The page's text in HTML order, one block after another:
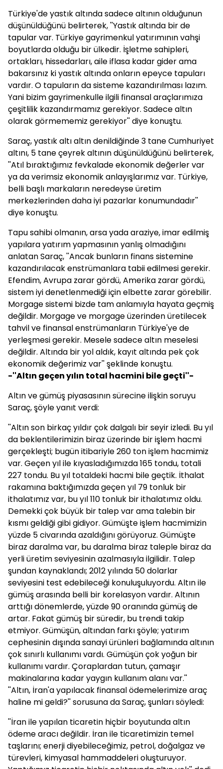
Türkiye'de yastık altında sadece altının olduğunun
düşünüldüğünü belirterek, ''Yastık altında bir de
tapular var. Türkiye gayrimenkul yatırımının vahşi
boyutlarda olduğu bir ülkedir. İşletme sahipleri,
ortakları, hissedarları, aile iflasa kadar gider ama
bakarsınız ki yastık altında onların epeyce tapuları
vardır. O tapuların da sisteme kazandırılması lazım.
Yani bizim gayrimenkulle ilgili finansal araçlarımıza
çeşitlilik kazandırmamız gerekiyor. Sadece altın
olarak görmememiz gerekiyor'' diye konuştu.
Saraç, yastık altı altın denildiğinde 3 tane Cumhuriyet
altını, 5 tane çeyrek altının düşünüldüğünü belirterek,
''Atıl bıraktığımız fevkalade ekonomik değerler var
ya da verimsiz ekonomik anlayışlarımız var. Türkiye,
belli başlı markaların neredeyse üretim
merkezlerinden daha iyi pazarlar konumundadır''
diye konuştu.
Tapu sahibi olmanın, arsa yada araziye, imar edilmiş
yapılara yatırım yapmasının yanlış olmadığını
anlatan Saraç, ''Ancak bunların finans sistemine
kazandırılacak enstrümanlara tabii edilmesi gerekir.
Efendim, Avrupa zarar gördü, Amerika zarar gördü,
sistem iyi denetlenmediği için elbette zarar görebilir.
Morgage sistemi bizde tam anlamıyla hayata geçmiş
değildir. Morgage ve morgage üzerinden üretilecek
tahvil ve finansal enstrümanların Türkiye'ye de
yerleşmesi gerekir. Mesele sadece altın meselesi
değildir. Altında bir yol aldık, kayıt altında pek çok
ekonomik değerimiz var'' şeklinde konuştu.
-''Altın geçen yılın total hacmini bile geçti''-
Altın ve gümüş piyasasının sürecine ilişkin soruyu
Saraç, şöyle yanıt verdi:
''Altın son birkaç yıldır çok dalgalı bir seyir izledi. Bu yıl
da beklentilerimizin biraz üzerinde bir işlem hacmi
gerçekleşti; bugün itibariyle 260 ton işlem hacmimiz
var. Geçen yıl ile kıyasladığımızda 165 tondu, totali
227 tondu. Bu yıl totaldeki hacmi bile geçtik. İthalat
rakamına baktığımızda geçen yıl 79 tonluk bir
ithalatımız var, bu yıl 110 tonluk bir ithalatımız oldu.
Demekki çok büyük bir talep var ama talebin bir
kısmı geldiği gibi gidiyor. Gümüşte işlem hacmimizin
yüzde 5 civarında azaldığını görüyoruz. Gümüşte
biraz daralma var, bu daralma biraz taleple biraz da
yerli üretim seviyesinin azalmasıyla ilgilidir. Talep
şundan kaynaklandı; 2012 yılında 50 dolarlar
seviyesini test edebileceği konuluşuluyordu. Altın ile
gümüş arasında belli bir korelasyon vardır. Altının
arttığı dönemlerde, yüzde 90 oranında gümüş de
artar. Fakat gümüş bir süredir, bu trendi takip
etmiyor. Gümüşün, altından farkı şöyle; yatırım
cephesinin dışında sanayi ürünleri bağlamında altının
çok sınırlı kullanımı vardı. Gümüşün çok yoğun bir
kullanımı vardır. Çoraplardan tutun, çamaşır
makinalarına kadar yaygın kullanım alanı var.''
''Altın, İran'a yapılacak finansal ödemelerimize araç
haline mi geldi?'' sorusuna da Saraç, şunları söyledi:
''İran ile yapılan ticaretin hiçbir boyutunda altın
ödeme aracı değildir. İran ile ticaretimizin temel
taşlarını; enerji diyebileceğimiz, petrol, doğalgaz ve
türevleri, kimyasal hammaddeleri oluşturuyor.